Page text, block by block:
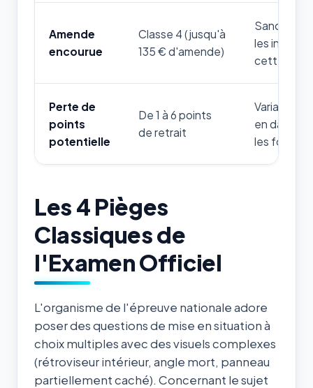
Amende
encourue
Classe 4 (jusqu'à
135 € d'amende)
Sanction
les
cette
Perte de
points
potentielle
De 1 à 6 points
de retrait
Variable
en danger
les forces
Les 4 Pièges
Classiques de
l'Examen Officiel
L'organisme de l'épreuve nationale adore
poser des questions de mise en situation à
choix multiples avec des visuels complexes
(rétroviseur intérieur, angle mort, panneau
partiellement caché). Concernant le sujet